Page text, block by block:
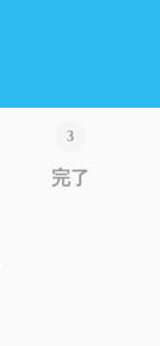
完了